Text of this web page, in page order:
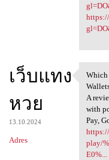
เว็บแทง
หวย
13.10.2024
Adres
Which
Which
A
with
Pay,
play/
E0%...